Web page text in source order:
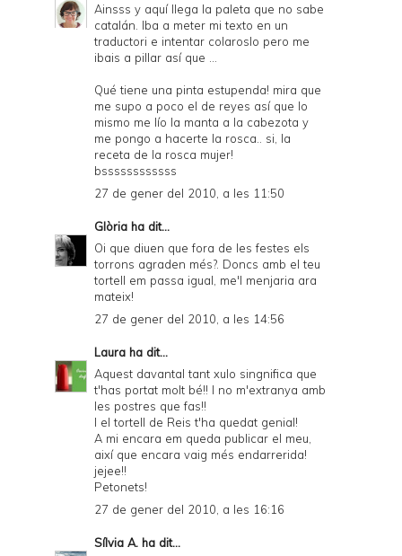
Ainsss y aquí llega la paleta que no sabe
catalán. Iba a meter mi texto en un
traductori e intentar colaroslo pero me
ibais a pillar así que ...
Qué tiene una pinta estupenda! mira que
me supo a poco el de reyes así que lo
mismo me lío la manta a la cabezota y
me pongo a hacerte la rosca.. si, la
receta de la rosca mujer!
bssssssssssss
27 de gener del 2010, a les 11:50
Glòria ha dit...
Oi que diuen que fora de les festes els
torrons agraden més?. Doncs amb el teu
tortell em passa igual, me'l menjaria ara
mateix!
27 de gener del 2010, a les 14:56
Laura ha dit...
Aquest davantal tant xulo singnifica que
t'has portat molt bé!! I no m'extranya amb
les postres que fas!!
I el tortell de Reis t'ha quedat genial!
A mi encara em queda publicar el meu,
així que encara vaig més endarrerida!
jejee!!
Petonets!
27 de gener del 2010, a les 16:16
Sílvia A. ha dit...